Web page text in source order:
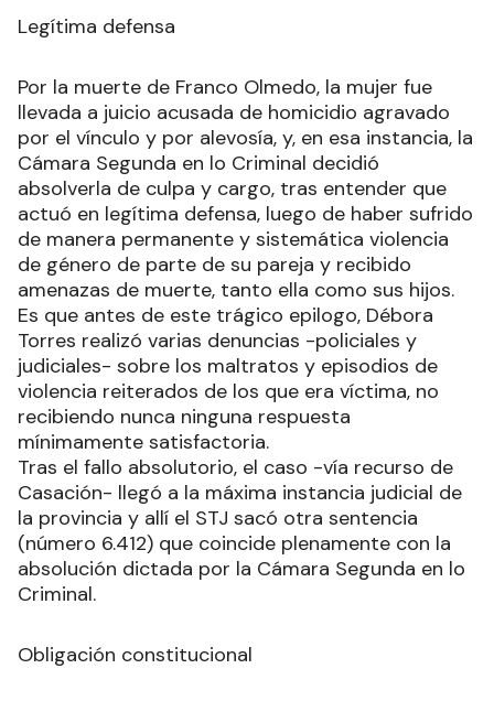
Legítima defensa
Por la muerte de Franco Olmedo, la mujer fue
llevada a juicio acusada de homicidio agravado
por el vínculo y por alevosía, y, en esa instancia, la
Cámara Segunda en lo Criminal decidió
absolverla de culpa y cargo, tras entender que
actuó en legítima defensa, luego de haber sufrido
de manera permanente y sistemática violencia
de género de parte de su pareja y recibido
amenazas de muerte, tanto ella como sus hijos.
Es que antes de este trágico epilogo, Débora
Torres realizó varias denuncias -policiales y
judiciales- sobre los maltratos y episodios de
violencia reiterados de los que era víctima, no
recibiendo nunca ninguna respuesta
mínimamente satisfactoria.
Tras el fallo absolutorio, el caso -vía recurso de
Casación- llegó a la máxima instancia judicial de
la provincia y allí el STJ sacó otra sentencia
(número 6.412) que coincide plenamente con la
absolución dictada por la Cámara Segunda en lo
Criminal.
Obligación constitucional